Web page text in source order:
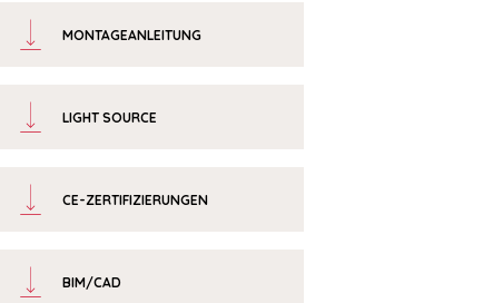
MONTAGEANLEITUNG
LIGHT SOURCE
CE-ZERTIFIZIERUNGEN
BIM/CAD